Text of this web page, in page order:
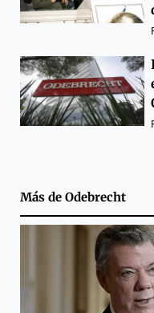
Más de Odebrecht